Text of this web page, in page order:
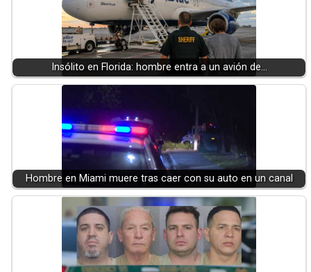
Insólito en Florida: hombre entra a un avión de…
Hombre en Miami muere tras caer con su auto en un canal